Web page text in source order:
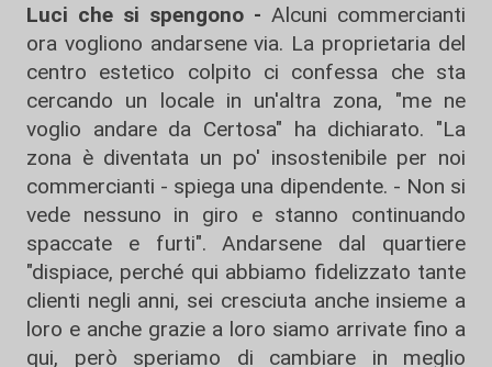
Luci che si spengono - Alcuni commercianti
ora vogliono andarsene via. La proprietaria del
centro estetico colpito ci confessa che sta
cercando un locale in un'altra zona, "me ne
voglio andare da Certosa" ha dichiarato. "La
zona è diventata un po' insostenibile per noi
commercianti - spiega una dipendente. - Non si
vede nessuno in giro e stanno continuando
spaccate e furti". Andarsene dal quartiere
"dispiace, perché qui abbiamo fidelizzato tante
clienti negli anni, sei cresciuta anche insieme a
loro e anche grazie a loro siamo arrivate fino a
qui, però speriamo di cambiare in meglio